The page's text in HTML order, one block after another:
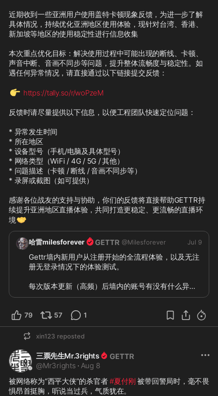
近期收到一些亚洲用户使用盖特卡顿现象反馈，为进一步了解
具体情况，持续优化亚洲地区使用体验，现针对台湾、香港、
新加坡等地区的使用稳定性进行信息收集
本次重点优化目标：解决使用过程中可能出现的断线、卡顿、
声音中断、音画不同步等问题，提升整体流畅度与稳定性。如
遇任何异常情况，请直接通过以下链接提交反馈：
👉 https://tally.so/r/woPzeM
反馈时请尽量提供以下信息，以便工程团队快速定位问题：
* 异常发生时间
* 所在地区
* 设备型号（手机/电脑及具体型号）
* 网络类型（WiFi / 4G / 5G / 其他）
* 问题描述（卡顿 / 断线 / 音画不同步等）
* 录屏或截图（如可提供）
感谢各位战友的支持与协助，你们的反馈将直接帮助GETTR持
续提升亚洲地区直播体验，共同打造更稳定、更流畅的直播环
境🤝
哈雷milesforever @Milesforever Jul 9
Gettr墙内新用户从注册开始的全流程体验，以及无注
册无登录情况下的体验测试。
每次版本更新（高频）后墙内的账号有没有什么异常
79 57 1
xin123 reposted
三票先生Mr.3rights
@Mr3rights · Aug 8
被网络称为“西平大侠”的杀官者 #夏付刚 被带回警局时，毫不畏
惧昂首挺胸，听说当过兵，气质犹在。